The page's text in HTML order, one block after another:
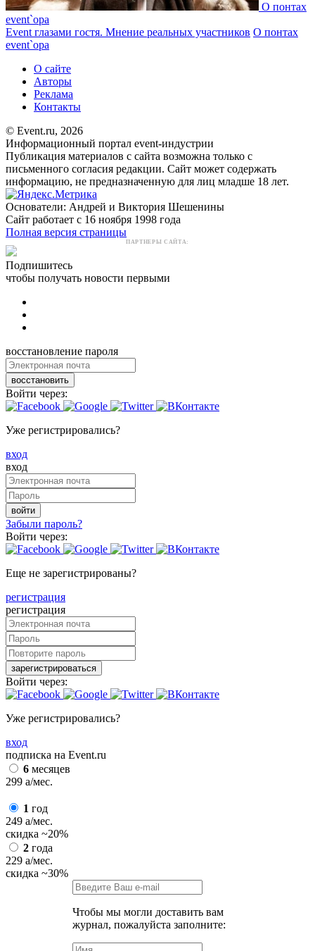
О понтах
event`ора
Event глазами гостя. Мнение реальных участников О понтах
event`ора
О сайте
Авторы
Реклама
Контакты
© Event.ru, 2026
Информационный портал event-индустрии
Публикация материалов с сайта возможна только с
письменного согласия редакции. Сайт может содержать
информацию, не предназначенную для лиц младше 18 лет.
Основатели: Андрей и Виктория Шешенины
Сайт работает с 16 ноября 1998 года
Полная версия страницы
ПАРТНЕРЫ САЙТА:
Подпишитесь
чтобы получать новости первыми
восстановление пароля
восстановить
Войти через:
Уже регистрировались?
вход
вход
войти
Забыли пароль?
Войти через:
Еще не зарегистрированы?
регистрация
регистрация
зарегистрироваться
Войти через:
Уже регистрировались?
вход
подписка на Event.ru
6 месяцев
299 a/мес.
1 год
249 a/мес.
скидка ~20%
2 года
229 a/мес.
скидка ~30%
Чтобы мы могли доставить вам
журнал, пожалуйста заполните: